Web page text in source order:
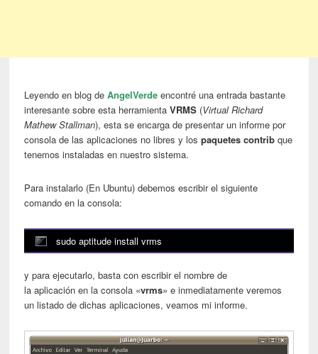
Leyendo en blog deAngelVerde encontré una entrada bastante
interesante sobre esta herramientaVRMS (Virtual Richard
Mathew Stallman), esta se encarga de presentar un informe por
consola de las aplicaciones no libres y lospaquetes contrib que
tenemos instaladas en nuestro sistema.
Para instalarlo (En Ubuntu) debemos escribir el siguiente
comando en la consola:
sudo aptitude install vrms
y para ejecutarlo, basta con escribir el nombre de
la aplicación en la consola «vrms» e inmediatamente veremos
un listado de dichas aplicaciones, veamos mi informe.